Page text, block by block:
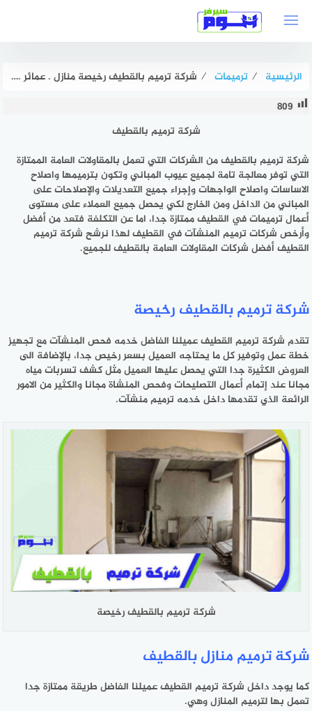
الرئيسية ⁄ ترميمات ⁄ شركة ترميم بالقطيف رخيصة منازل . عمائر . فلل بخصم 50% هوم سيرفر
809
شركة ترميم بالقطيف
شركة ترميم بالقطيفمن الشركات التي تعمل بالمقاولات العامة الممتازة
التي توفر معالجة تامة لجميع عيوب المباني وتكون بترميمها واصلاح
الاساسات واصلاح الواجهات وإجراء جميع التعديلات والإصلاحات على
المباني من الداخل ومن الخارج لكي يحصل جميع العملاء على مستوى
أعمال ترميمات في القطيف ممتازة جدا، اما عن التكلفة فتعد من أفضل
وأرخص شركات ترميم المنشآت في القطيف لهذا نرشح شركة ترميم
القطيف أفضل شركات المقاولات العامة بالقطيف للجميع.
شركة ترميم بالقطيف رخيصة
تقدم شركة ترميم القطيف عميلنا الفاضل خدمه فحص المنشآت مع تجهيز
خطة عمل وتوفير كل ما يحتاجه العميل بسعر رخيص جدا، بالإضافة الى
العروض الكثيرة جدا التي يحصل عليها العميل مثل كشف تسربات مياه
مجانا عند إتمام أعمال التصليحات وفحص المنشاة مجانا والكثير من الامور
الرائعة الذي تقدمها داخل خدمه ترميم منشآت.
شركة ترميم بالقطيف رخيصة
شركة ترميم منازل بالقطيف
كما يوجد داخل شركة ترميم القطيف عميلنا الفاضل طريقة ممتازة جدا
تعمل بها لترميم المنازل وهي.